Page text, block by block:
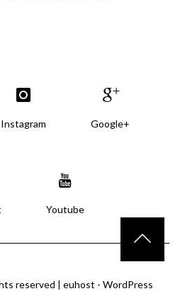
Instagram Google+
Youtube
reserved | euhost - WordPress